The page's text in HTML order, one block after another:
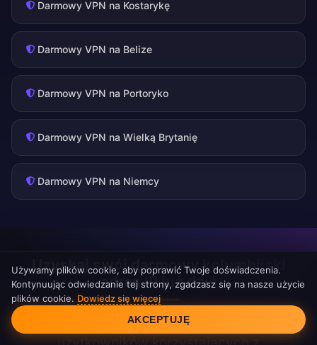
Darmowy VPN na Kostarykę
Darmowy VPN na Belize
Darmowy VPN na Portoryko
Darmowy VPN na Wielką Brytanię
Darmowy VPN na Niemcy
Uzyskaj swój darmowy kolumbijski
adres IP już dziś
Dołącz do tysięcy zadowolonych
Zgoda na pliki cookie
Używamy plików cookie, aby poprawić Twoje doświadczenia.
Kontynuując odwiedzanie tej strony, zgadzasz się na nasze użycie
plików cookie. Dowiedz się więcej
AKCEPTUJĘ